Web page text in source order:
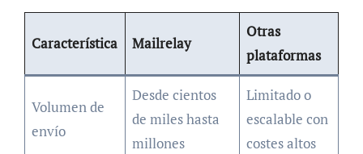
Característica Mailrelay
Otras
plataformas
Volumen de
envío
Desde cientos
de miles hasta
millones
Limitado o
escalable con
costes altos